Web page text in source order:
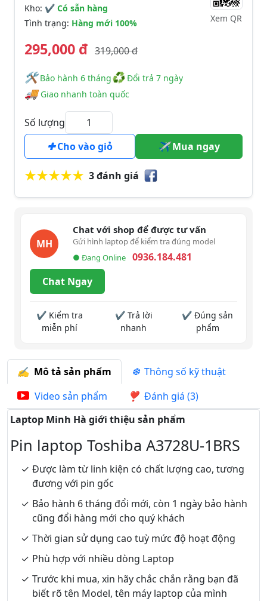
Kho: ✔ Có sẵn hàng
Tình trạng: Hàng mới 100% Xem QR
295,000 đ 319,000 đ
🛠️️ Bảo hành 6 tháng♻Đổi trả 7 ngày
🚚Giao nhanh toàn quốc
Số lượng
Cho vào giỏ
Mua ngay
3 đánh giá
MH
Chat với shop để được tư vấn
Gửi hình laptop để kiểm tra đúng model
● Đang Online
0936.184.481
Chat Ngay
✔ Kiểm tra
miễn phí
✔ Trả lời
nhanh
✔ Đúng sản
phẩm
Mô tả sản phẩm
Thông số kỹ thuật
Video sản phẩm
Đánh giá (3)
Laptop Minh Hà giới thiệu sản phẩm
Pin laptop Toshiba A3728U-1BRS
Được làm từ linh kiện có chất lượng cao, tương
đương với pin gốc
Bảo hành 6 tháng đổi mới, còn 1 ngày bảo hành
cũng đổi hàng mới cho quý khách
Thời gian sử dụng cao tuỳ mức độ hoạt động
Phù hợp với nhiều dòng Laptop
Trước khi mua, xin hãy chắc chắn rằng bạn đã
biết rõ tên Model, tên máy laptop của mình